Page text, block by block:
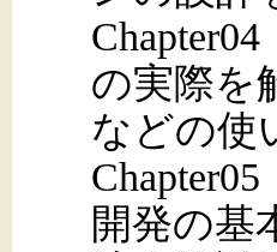
の実際を
などの使
開発の基